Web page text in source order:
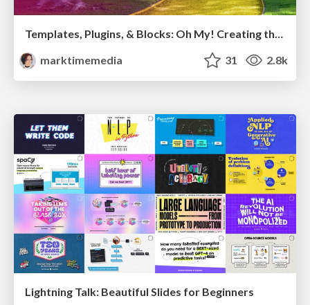
Templates, Plugins, & Blocks: Oh My! Creating the theme that thinks of everything
marktimemedia
31 2.8k
Lightning Talk: Beautiful Slides for Beginners